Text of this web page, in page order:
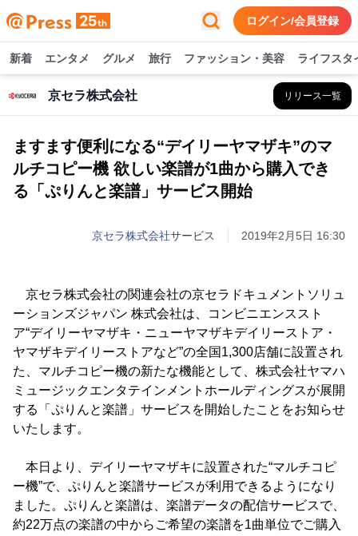
ログイン/会員登録
新着 エンタメ グルメ 旅行 ファッション・美容 ライフスタ
京セラ株式会社 リリース一覧
ますます便利になる“デイリーヤマザキ”のマ
ルチコピー機 欲しい楽譜が1曲から購入でき
る「ぷりんと楽譜」サービス開始
京セラ株式会社サービス 2019年2月5日 16:30
京セラ株式会社の関連会社の京セラドキュメントソリュ
ーションズジャパン 株式会社は、コンビニエンススト
ア“デイリーヤマザキ・ニューヤマザキデイリーストア・
ヤマザキデイリーストアなど”の全国1,300店舗に設置され
た、マルチコピー機の新たな機能として、株式会社ヤマハ
ミュージックエンタテインメントホールディングスが展開
する「ぷりんと楽譜」サービスを開始したことをお知らせ
いたします。
本日より、デイリーヤマザキに設置された“マルチコピ
ー機”で、ぷりんと楽譜サービスが利用できるようになり
ました。ぷりんと楽譜は、楽譜データの配信サービスで、
約22万点の楽譜の中からご希望の楽譜を1曲単位でご購入